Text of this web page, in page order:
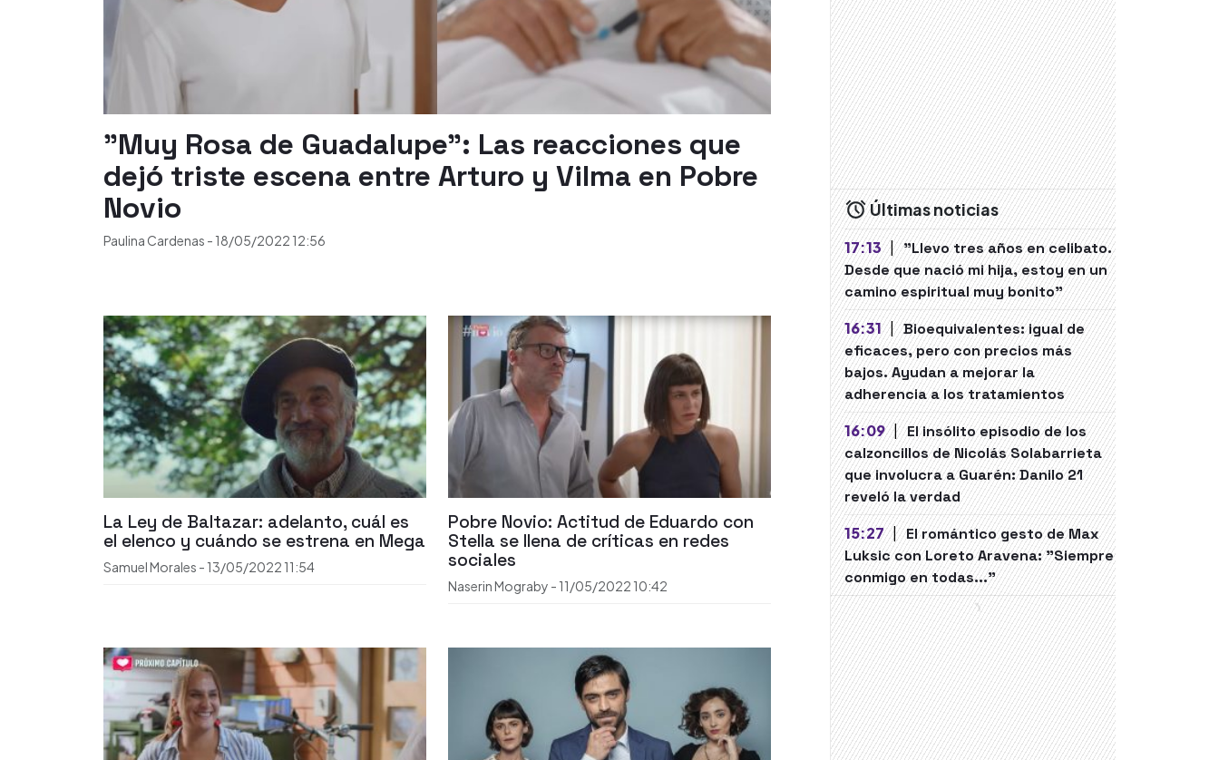
"Muy Rosa de Guadalupe": Las reacciones que
dejó triste escena entre Arturo y Vilma en Pobre
Novio
Paulina Cardenas - 18/05/2022 12:56
La Ley de Baltazar: adelanto, cuál es
el elenco y cuándo se estrena en Mega
Samuel Morales - 13/05/2022 11:54
Pobre Novio: Actitud de Eduardo con
Stella se llena de críticas en redes
sociales
Naserin Mograby - 11/05/2022 10:42
Últimas noticias
17:13 | "Llevo tres años en celibato.
Desde que nació mi hija, estoy en un
camino espiritual muy bonito"
16:31 | Bioequivalentes: igual de
eficaces, pero con precios más
bajos. Ayudan a mejorar la
adherencia a los tratamientos
16:09 | El insólito episodio de los
calzoncillos de Nicolás Solabarrieta
que involucra a Guarén: Danilo 21
reveló la verdad
15:27 | El romántico gesto de Max
Luksic con Loreto Aravena: "Siempre
conmigo en todas..."